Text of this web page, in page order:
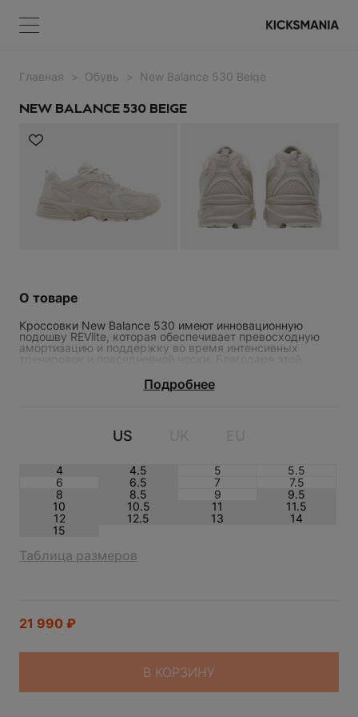
Главная Обувь New Balance 530 Beige
NEW BALANCE 530 BEIGE
О товаре
Кроссовки New Balance 530 имеют инновационную
подошву REVlite, которая обеспечивает превосходную
амортизацию и поддержку во время интенсивных
тренировок и повседневной носки. Благодаря этой
воздухопроницаемость. Верхняя часть выполнена из
синтетического материала, что придаёт обуви стильный
Подробнее
US
4 4.5 5
5.5
6
6.5 7
7.5
8
8.5 9
9.5
10
10.5 11
11.5
12
12.5 13
14
15
Таблица размеров
21 990 ₽
В КОРЗИНУ
Меню
Забыли пароль?
NEW BALANCE 530 BEIGE
ЗАЯВКА ОТПРАВЛЕНА
Меню
НЕТ ТОВАРОВ